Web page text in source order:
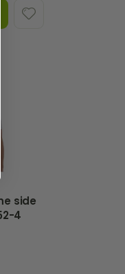
side
4 152-4